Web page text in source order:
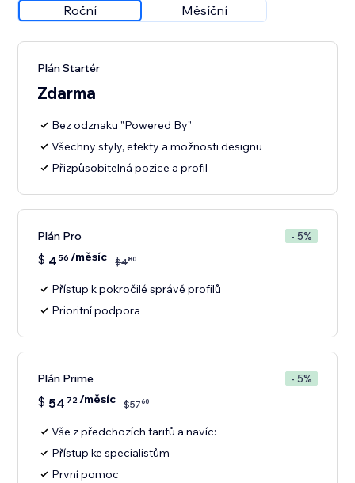
Roční Měsíční
Plán Startér
Zdarma
Bez odznaku "Powered By"
Všechny styly, efekty a možnosti designu
Přizpůsobitelná pozice a profil
Plán Pro - 5%
$ 4 56 /měsíc $480
Přístup k pokročilé správě profilů
Prioritní podpora
Plán Prime - 5%
$ 54 72/měsíc $5760
Vše z předchozích tarifů a navíc:
Přístup ke specialistům
První pomoc